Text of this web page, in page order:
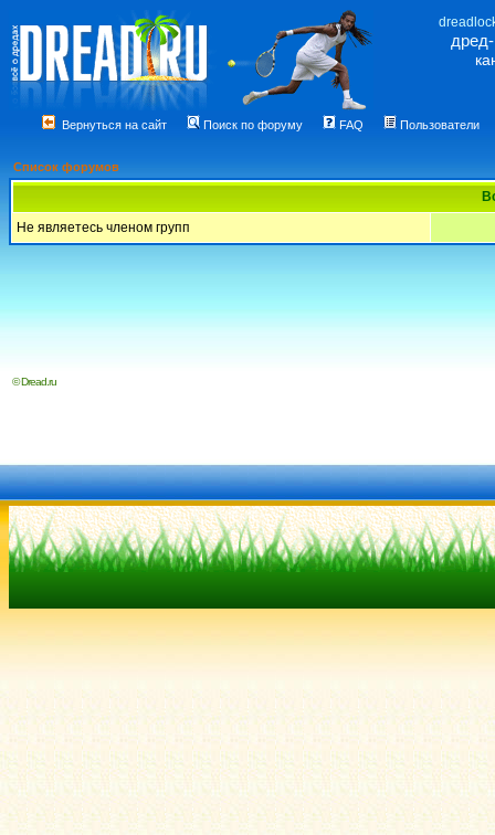
Вернуться на сайт Поиск по форуму FAQ Пользователи
Список форумов
Не являетесь членом групп
© Dread.ru